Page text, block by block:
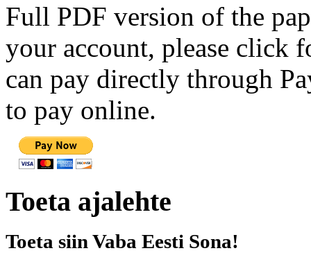
Full PDF version of the
your account, please click
can pay directly through
to pay online.
Toeta ajalehte
Toeta siin Vaba Eesti Sona!